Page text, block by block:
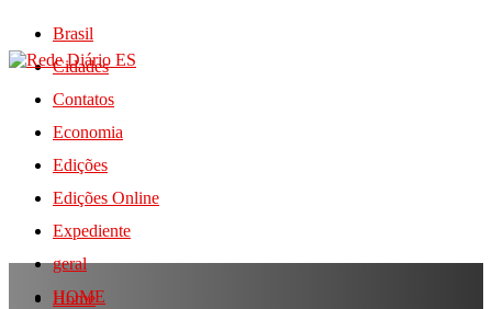
Brasil
Cidades
Contatos
Economia
Edições
Edições Online
Expediente
geral
HOME
Home